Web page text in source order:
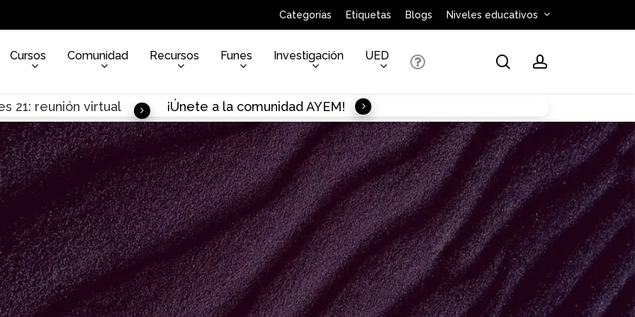
Categorías Etiquetas Blogs Niveles educativos
Cursos Comunidad Recursos Funes Investigación UED searchaccount
21: reunión virtual ¡Únete a la comunidad AYEM!